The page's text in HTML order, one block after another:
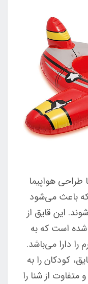
هواپیما
باعث می‌شود
این قایق از
شده است که به
وزن تا 27 کیلوگرم را دارا می‌باشد.
کودکان را به
از شنا را